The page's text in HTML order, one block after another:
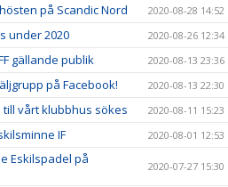
på Scandic Nord 2020-08-28 14:52
under 2020 2020-08-26 12:34
gällande publik 2020-08-13 23:36
på Facebook! 2020-08-13 22:30
vårt klubbhus sökes 2020-08-11 15:23
IF 2020-08-01 12:53
Eskilspadel på
2020-07-27 15:30